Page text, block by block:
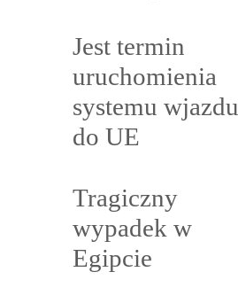
Jest termin
uruchomienia
systemu wjazdu
do UE
Tragiczny
wypadek w
Egipcie